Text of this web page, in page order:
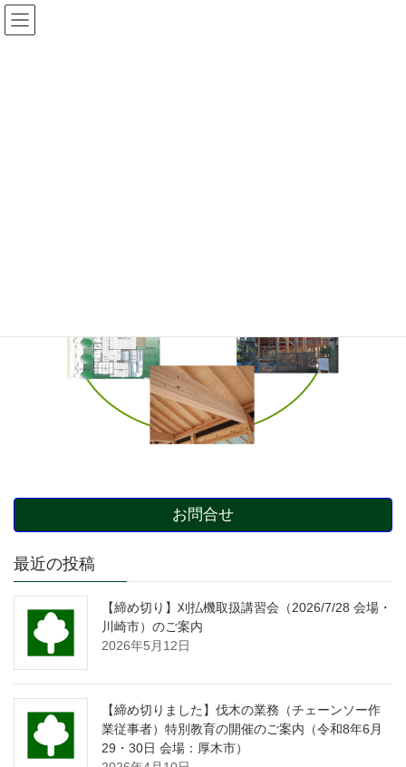
コ
ン
ナ
ビ
お問合せ
最近の投稿
【締め切り】刈払機取扱講習会（2026/7/28 会場・
川崎市）のご案内
2026年5月12日
【締め切りました】伐木の業務（チェーンソー作
業従事者）特別教育の開催のご案内（令和8年6月
29・30日 会場：厚木市）